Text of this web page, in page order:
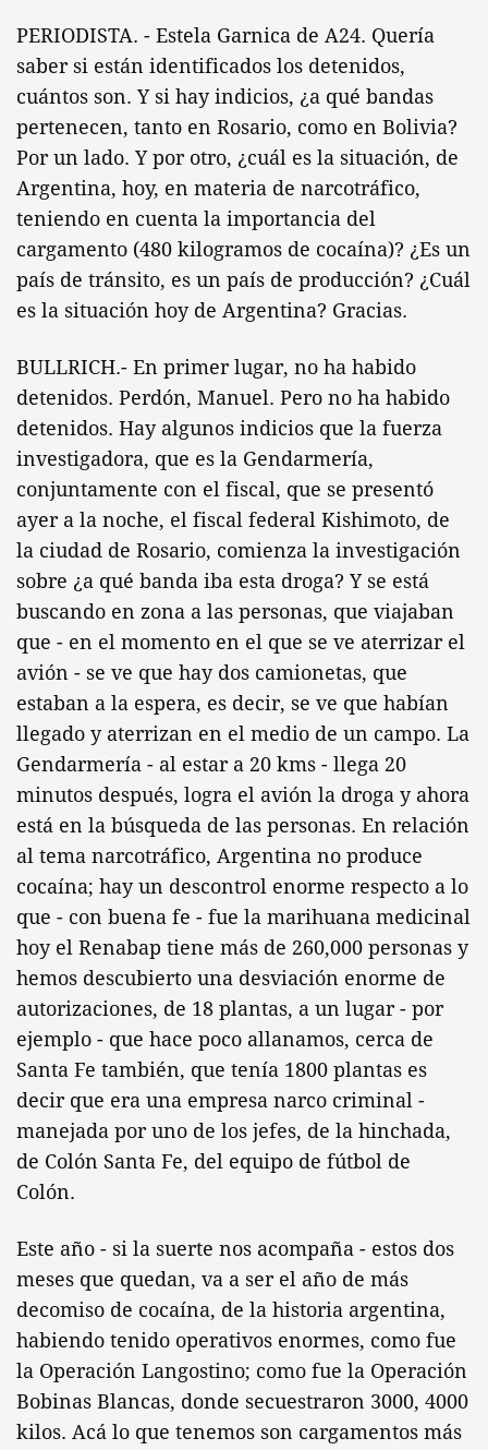
PERIODISTA. - Estela Garnica de A24. Quería
saber si están identificados los detenidos,
cuántos son. Y si hay indicios, ¿a qué bandas
pertenecen, tanto en Rosario, como en Bolivia?
Por un lado. Y por otro, ¿cuál es la situación, de
Argentina, hoy, en materia de narcotráfico,
teniendo en cuenta la importancia del
cargamento (480 kilogramos de cocaína)? ¿Es un
país de tránsito, es un país de producción? ¿Cuál
es la situación hoy de Argentina? Gracias.
BULLRICH.- En primer lugar, no ha habido
detenidos. Perdón, Manuel. Pero no ha habido
detenidos. Hay algunos indicios que la fuerza
investigadora, que es la Gendarmería,
conjuntamente con el fiscal, que se presentó
ayer a la noche, el fiscal federal Kishimoto, de
la ciudad de Rosario, comienza la investigación
sobre ¿a qué banda iba esta droga? Y se está
buscando en zona a las personas, que viajaban
que - en el momento en el que se ve aterrizar el
avión - se ve que hay dos camionetas, que
estaban a la espera, es decir, se ve que habían
llegado y aterrizan en el medio de un campo. La
Gendarmería - al estar a 20 kms - llega 20
minutos después, logra el avión la droga y ahora
está en la búsqueda de las personas. En relación
al tema narcotráfico, Argentina no produce
cocaína; hay un descontrol enorme respecto a lo
que - con buena fe - fue la marihuana medicinal
hoy el Renabap tiene más de 260,000 personas y
hemos descubierto una desviación enorme de
autorizaciones, de 18 plantas, a un lugar - por
ejemplo - que hace poco allanamos, cerca de
Santa Fe también, que tenía 1800 plantas es
decir que era una empresa narco criminal -
manejada por uno de los jefes, de la hinchada,
de Colón Santa Fe, del equipo de fútbol de
Colón.
Este año - si la suerte nos acompaña - estos dos
meses que quedan, va a ser el año de más
decomiso de cocaína, de la historia argentina,
habiendo tenido operativos enormes, como fue
la Operación Langostino; como fue la Operación
Bobinas Blancas, donde secuestraron 3000, 4000
kilos. Acá lo que tenemos son cargamentos más